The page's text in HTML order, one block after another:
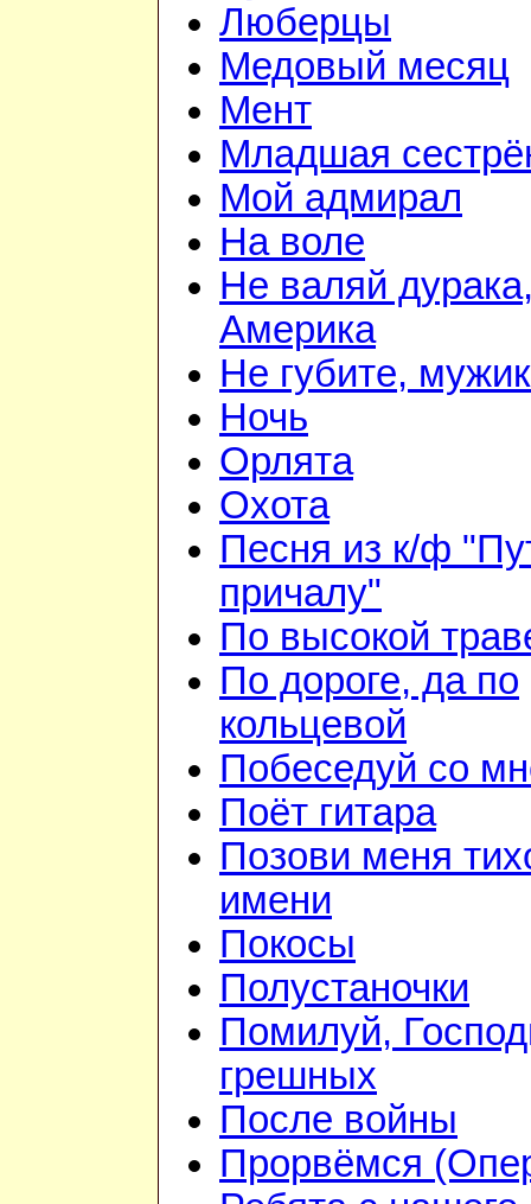
Люберцы
Медовый месяц
Мент
Младшая
Мой адмирал
На воле
Не валяй
Америка
Не губите,
Ночь
Орлята
Охота
Песня из к/ф
причалу"
По высокой
По дороге, да по
кольцевой
Побеседуй со
Поёт гитара
Позови меня
имени
Покосы
Полустаночки
Помилуй,
грешных
После войны
Прорвёмся